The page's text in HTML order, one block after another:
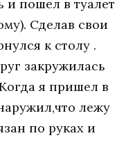
и пошел в туалет
Сделав свои
к столу .
закружилась
я пришел в
лежу
по руках и